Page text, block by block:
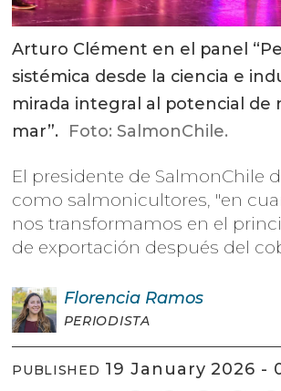
Arturo Clément en el panel
sistémica desde la ciencia e
mirada integral al potencial de
mar”. Foto: SalmonChile.
El presidente de SalmonChile
como salmonicultores, "en
nos transformamos en el
de exportación después del
Florencia Ramos
PERIODISTA
PUBLISHED 19 January 2026 -